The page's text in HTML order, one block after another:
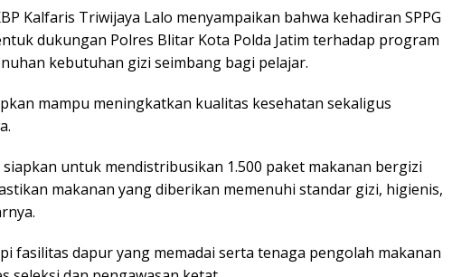
Kalfaris Triwijaya Lalo menyampaikan bahwa kehadiran SPPG
dukungan Polres Blitar Kota Polda Jatim terhadap program
kebutuhan gizi seimbang bagi pelajar.
mampu meningkatkan kualitas kesehatan sekaligus
siapkan untuk mendistribusikan 1.500 paket makanan bergizi
makanan yang diberikan memenuhi standar gizi, higienis,
fasilitas dapur yang memadai serta tenaga pengolah makanan